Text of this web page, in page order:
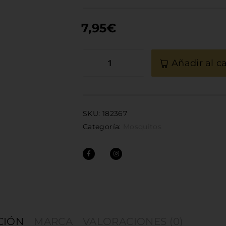
7,95€
Añadir al
SKU: 182367
Categoría: